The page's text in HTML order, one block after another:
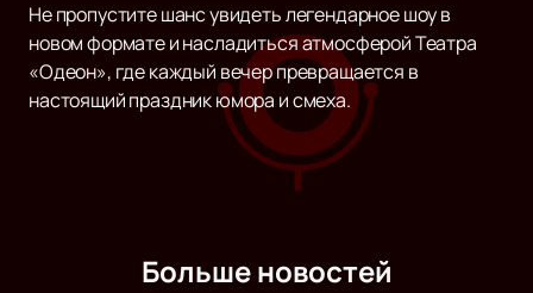
Не пропустите шанс увидеть легендарное шоу в
новом формате и насладиться атмосферой Театра
«Одеон», где каждый вечер превращается в
настоящий праздник юмора и смеха.
Больше новостей